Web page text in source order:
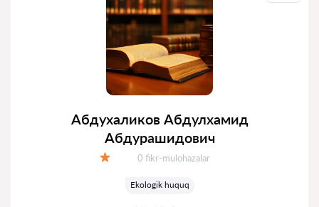
Абдухаликов Абдулхамид
Абдурашидович
Fikrlar:
0 fikr-mulohazalar
Ekologik huquq